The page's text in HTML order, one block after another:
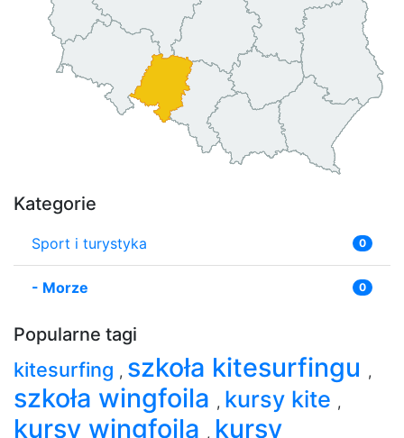
Kategorie
Sport i turystyka 0
- Morze 0
Popularne tagi
kitesurfing , szkoła kitesurfingu ,
szkoła wingfoila , kursy kite ,
kursy wingfoila , kursy